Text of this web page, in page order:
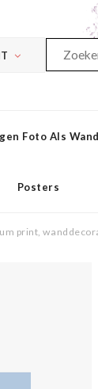
Foto Als
Posters
print,